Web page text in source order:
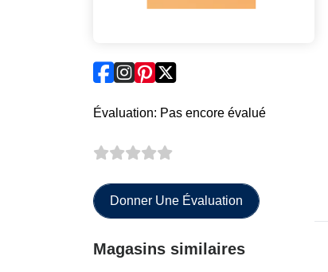
Évaluation: Pas encore évalué
Donner Une Évaluation
Magasins similaires